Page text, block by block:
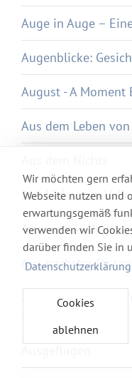
Wir möchten gern
Webseite nutzen und
erwartungsgemäß
verwenden wir
darüber finden Sie in
Datenschutzerklärung
Cookies
ablehnen
Auge in Auge –
Augenblicke:
August - A Moment
Aus dem Leben
Aus Liebe zum Volk
Aus meiner Haut
Aus nächster Distanz
Ausbruch in die